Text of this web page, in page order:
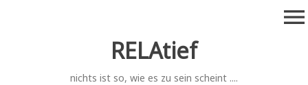
RELAtief
nichts ist so, wie es zu sein scheint ....
menu